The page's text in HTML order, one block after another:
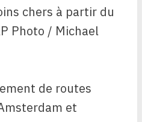
de routes
et